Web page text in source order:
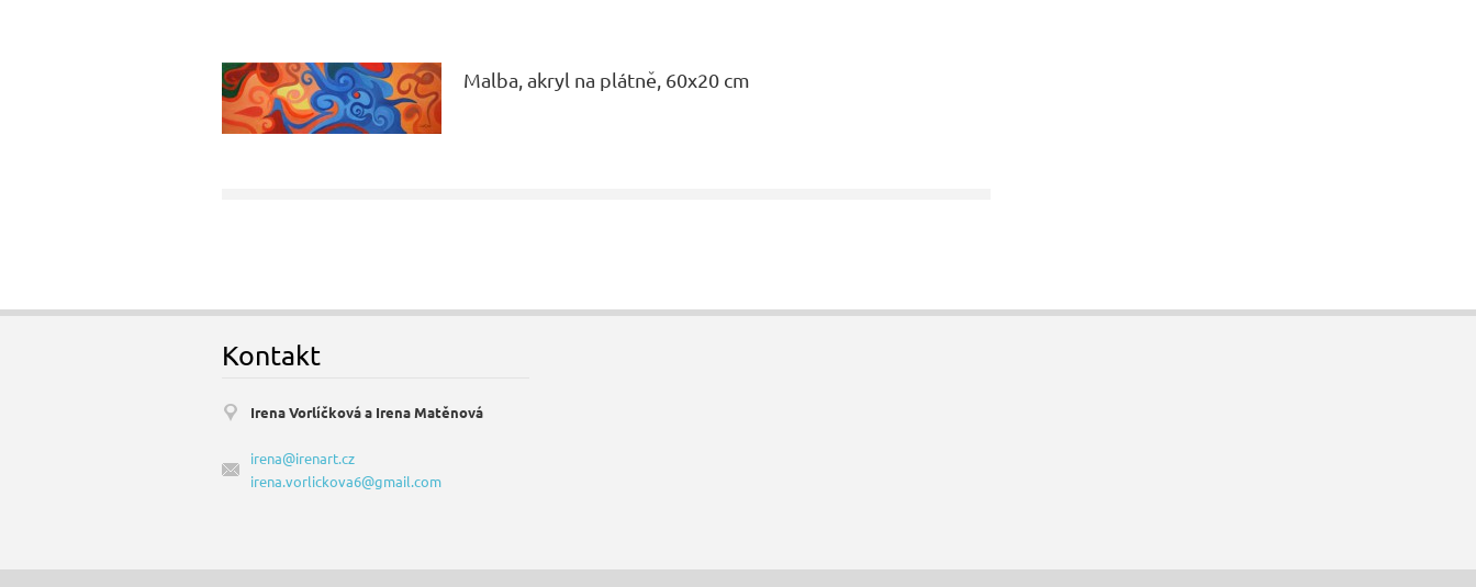
Malba, akryl na plátně, 60x20 cm
Kontakt
Irena Vorlíčková a Irena Matěnová
irena@irenart.cz
irena.vorlickova6@gmail.com